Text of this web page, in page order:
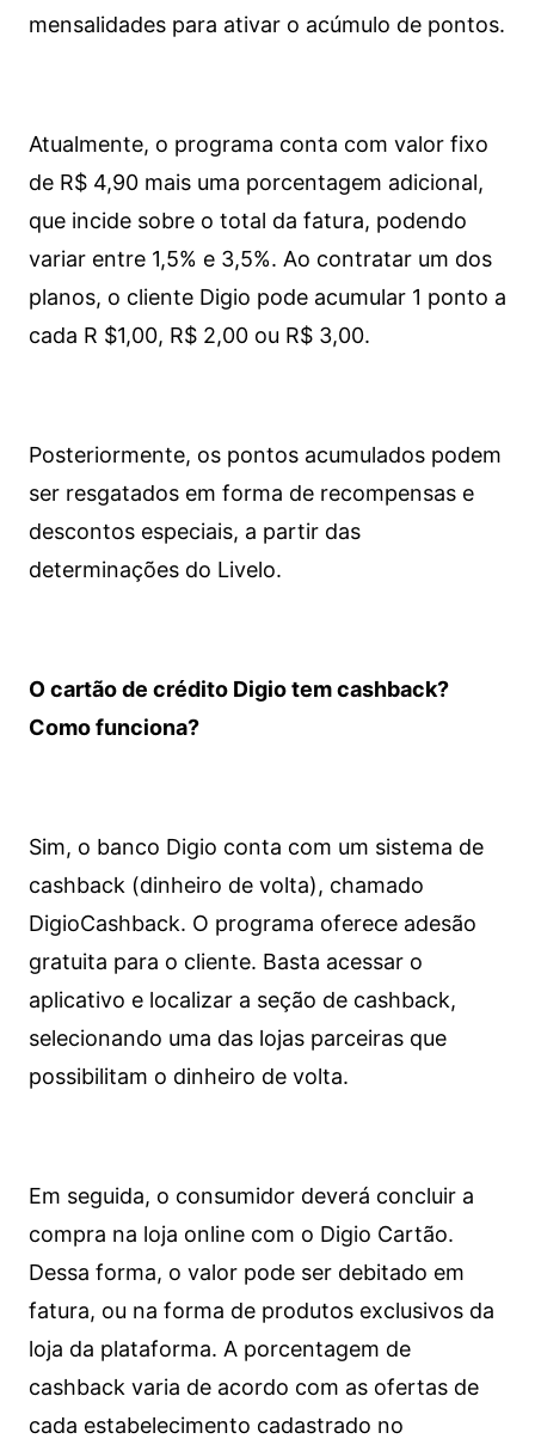
mensalidades para ativar o acúmulo de pontos.
Atualmente, o programa conta com valor fixo
de R$ 4,90 mais uma porcentagem adicional,
que incide sobre o total da fatura, podendo
variar entre 1,5% e 3,5%. Ao contratar um dos
planos, o cliente Digio pode acumular 1 ponto a
cada R $1,00, R$ 2,00 ou R$ 3,00.
Posteriormente, os pontos acumulados podem
ser resgatados em forma de recompensas e
descontos especiais, a partir das
determinações do Livelo.
O cartão de crédito Digio tem cashback?
Como funciona?
Sim, o banco Digio conta com um sistema de
cashback (dinheiro de volta), chamado
DigioCashback. O programa oferece adesão
gratuita para o cliente. Basta acessar o
aplicativo e localizar a seção de cashback,
selecionando uma das lojas parceiras que
possibilitam o dinheiro de volta.
Em seguida, o consumidor deverá concluir a
compra na loja online com o Digio Cartão.
Dessa forma, o valor pode ser debitado em
fatura, ou na forma de produtos exclusivos da
loja da plataforma. A porcentagem de
cashback varia de acordo com as ofertas de
cada estabelecimento cadastrado no